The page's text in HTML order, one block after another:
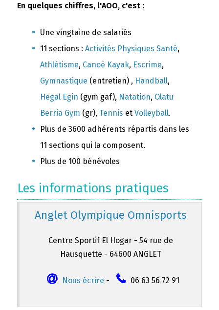
En quelques chiffres, l'AOO, c'est :
Une vingtaine de salariés
11 sections : Activités Physiques Santé,
Athlétisme, Canoë Kayak, Escrime,
Gymnastique (entretien) , Handball,
Hegal Egin (gym gaf), Natation, Olatu
Berria Gym (gr), Tennis et Volleyball.
Plus de 3600 adhérents répartis dans les
11 sections qui la composent.
Plus de 100 bénévoles
Les informations pratiques
Anglet Olympique Omnisports
Centre Sportif El Hogar - 54 rue de
Hausquette - 64600 ANGLET
Nous écrire - 06 63 56 72 91